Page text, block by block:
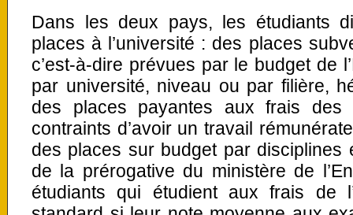
Dans les deux pays, les étudiants
places à l’université : des places
c’est-à-dire prévues par le budget de
par université, niveau ou par filière,
des places payantes aux frais des
contraints d’avoir un travail
des places sur budget par disciplines
de la prérogative du ministère de
étudiants qui étudient aux frais de